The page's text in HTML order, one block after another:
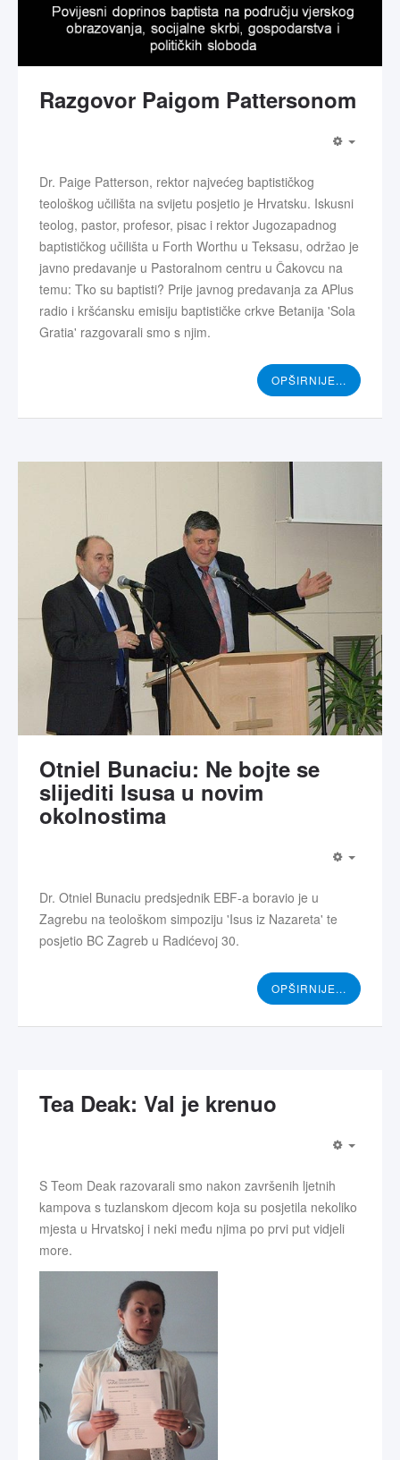
Razgovor Paigom Pattersonom
Dr. Paige Patterson, rektor najvećeg baptističkog
teološkog učilišta na svijetu posjetio je Hrvatsku. Iskusni
teolog, pastor, profesor, pisac i rektor Jugozapadnog
baptističkog učilišta u Forth Worthu u Teksasu, održao je
javno predavanje u Pastoralnom centru u Čakovcu na
temu: Tko su baptisti? Prije javnog predavanja za APlus
radio i kršćansku emisiju baptističke crkve Betanija 'Sola
Gratia' razgovarali smo s njim.
OPŠIRNIJE...
Otniel Bunaciu: Ne bojte se
slijediti Isusa u novim
okolnostima
Dr. Otniel Bunaciu predsjednik EBF-a boravio je u
Zagrebu na teološkom simpoziju 'Isus iz Nazareta' te
posjetio BC Zagreb u Radićevoj 30.
OPŠIRNIJE...
Tea Deak: Val je krenuo
S Teom Deak razovarali smo nakon završenih ljetnih
kampova s tuzlanskom djecom koja su posjetila nekoliko
mjesta u Hrvatskoj i neki među njima po prvi put vidjeli
more.